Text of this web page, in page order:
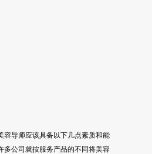
容导师应该具备以下几点素质和能
多公司就按服务产品的不同将美容